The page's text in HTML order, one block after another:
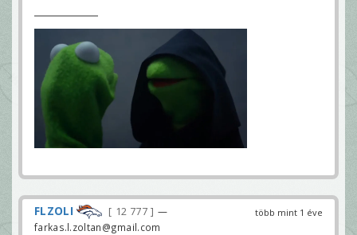
több mint 1 éve
FLZOLI 12 777
—
farkas.l.zoltan@gmail.com